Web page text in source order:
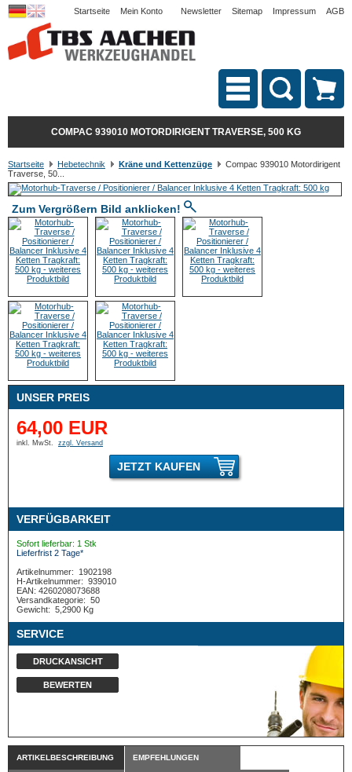
Startseite Mein Konto Newsletter Sitemap Impressum AGB
COMPAC 939010 MOTORDIRIGENT TRAVERSE, 500 KG
Startseite Hebetechnik Kräne und Kettenzüge
Compac 939010 Motordirigent
Traverse, 50...
Zum Vergrößern Bild anklicken!
UNSER PREIS
64,00 EUR
inkl. MwSt. zzgl. Versand
JETZT KAUFEN
VERFÜGBARKEIT
Sofort lieferbar: 1 Stk
Lieferfrist 2 Tage*
Artikelnummer:
1902198
H-Artikelnummer: 939010
EAN: 4260208073688
Versandkategorie: 50
Gewicht: 5,2900 Kg
SERVICE
DRUCKANSICHT
BEWERTEN
ARTIKELBESCHREIBUNG EMPFEHLUNGEN